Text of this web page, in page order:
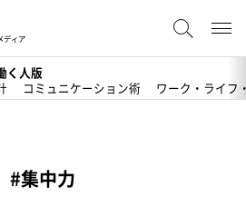
ディア
く人版
コミュニケーション術 ワーク・ライフ
#集中力